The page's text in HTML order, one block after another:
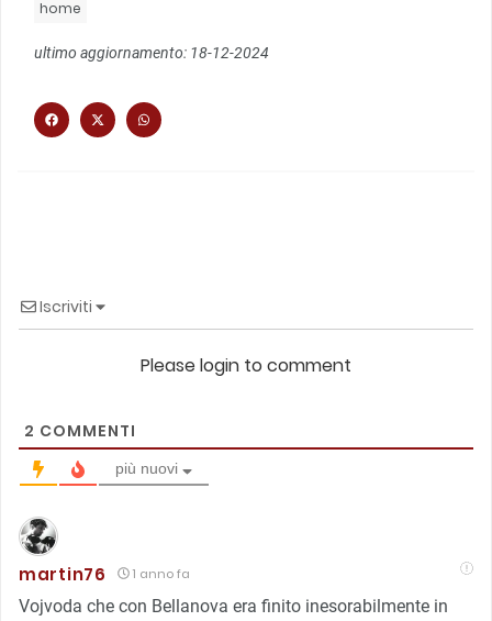
home
ultimo aggiornamento: 18-12-2024
Iscriviti
Please login to comment
2 COMMENTI
più nuovi
martin76 1 anno fa
Vojvoda che con Bellanova era finito inesorabilmente in